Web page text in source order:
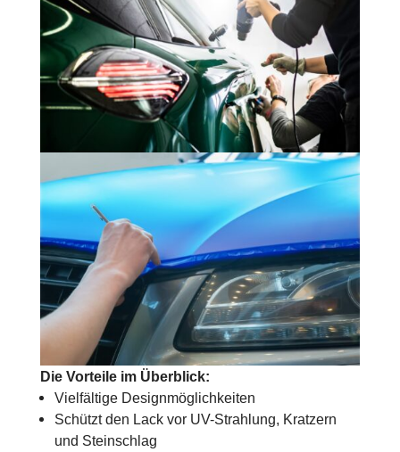
Die Vorteile im Überblick:
Vielfältige Designmöglichkeiten
Schützt den Lack vor UV-Strahlung, Kratzern
und Steinschlag